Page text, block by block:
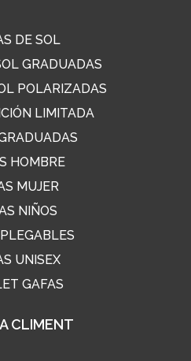
DE SOL
GRADUADAS
POLARIZADAS
LIMITADA
HOMBRE
MUJER
NIÑOS
UNISEX
GAFAS
CLIMENT